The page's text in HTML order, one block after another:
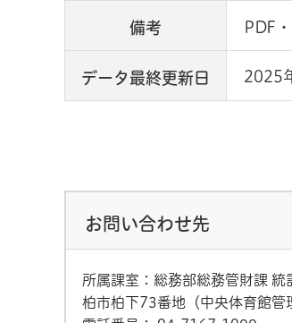
備考 PDF
データ最終更新日 2025
お問い合わせ先
所属課室：総務部総務管財課 統
柏市柏下73番地（中央体育館管